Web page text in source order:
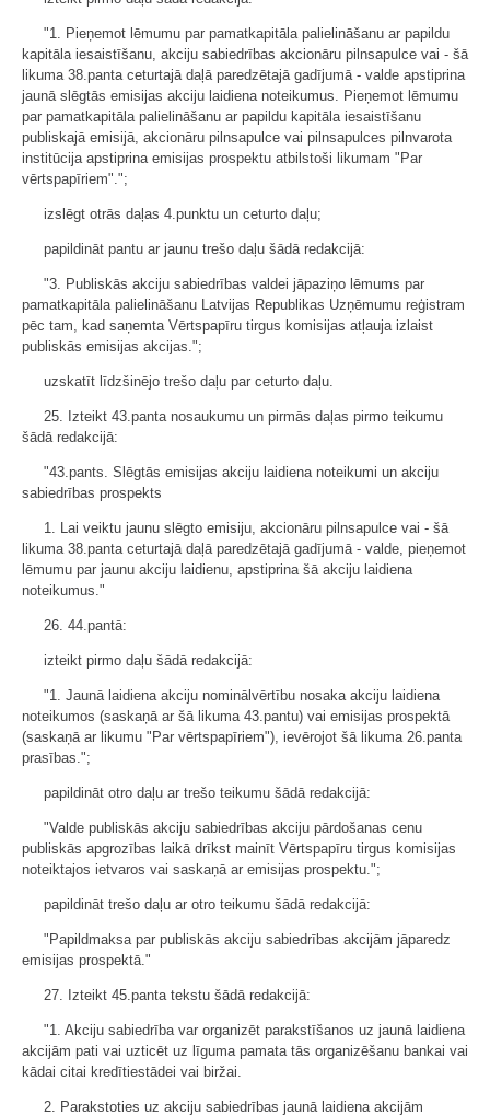
"1. Pieņemot lēmumu par pamatkapitāla palielināšanu ar papildu
kapitāla iesaistīšanu, akciju sabiedrības akcionāru pilnsapulce vai - šā
likuma 38.panta ceturtajā daļā paredzētajā gadījumā - valde apstiprina
jaunā slēgtās emisijas akciju laidiena noteikumus. Pieņemot lēmumu
par pamatkapitāla palielināšanu ar papildu kapitāla iesaistīšanu
publiskajā emisijā, akcionāru pilnsapulce vai pilnsapulces pilnvarota
institūcija apstiprina emisijas prospektu atbilstoši likumam "Par
vērtspapīriem".";
izslēgt otrās daļas 4.punktu un ceturto daļu;
papildināt pantu ar jaunu trešo daļu šādā redakcijā:
"3. Publiskās akciju sabiedrības valdei jāpaziņo lēmums par
pamatkapitāla palielināšanu Latvijas Republikas Uzņēmumu reģistram
pēc tam, kad saņemta Vērtspapīru tirgus komisijas atļauja izlaist
publiskās emisijas akcijas.";
uzskatīt līdzšinējo trešo daļu par ceturto daļu.
25. Izteikt 43.panta nosaukumu un pirmās daļas pirmo teikumu
šādā redakcijā:
"43.pants. Slēgtās emisijas akciju laidiena noteikumi un akciju
sabiedrības prospekts
1. Lai veiktu jaunu slēgto emisiju, akcionāru pilnsapulce vai - šā
likuma 38.panta ceturtajā daļā paredzētajā gadījumā - valde, pieņemot
lēmumu par jaunu akciju laidienu, apstiprina šā akciju laidiena
noteikumus."
26. 44.pantā:
izteikt pirmo daļu šādā redakcijā:
"1. Jaunā laidiena akciju nominālvērtību nosaka akciju laidiena
noteikumos (saskaņā ar šā likuma 43.pantu) vai emisijas prospektā
(saskaņā ar likumu "Par vērtspapīriem"), ievērojot šā likuma 26.panta
prasības.";
papildināt otro daļu ar trešo teikumu šādā redakcijā:
"Valde publiskās akciju sabiedrības akciju pārdošanas cenu
publiskās apgrozības laikā drīkst mainīt Vērtspapīru tirgus komisijas
noteiktajos ietvaros vai saskaņā ar emisijas prospektu.";
papildināt trešo daļu ar otro teikumu šādā redakcijā:
"Papildmaksa par publiskās akciju sabiedrības akcijām jāparedz
emisijas prospektā."
27. Izteikt 45.panta tekstu šādā redakcijā:
"1. Akciju sabiedrība var organizēt parakstīšanos uz jaunā laidiena
akcijām pati vai uzticēt uz līguma pamata tās organizēšanu bankai vai
kādai citai kredītiestādei vai biržai.
2. Parakstoties uz akciju sabiedrības jaunā laidiena akcijām